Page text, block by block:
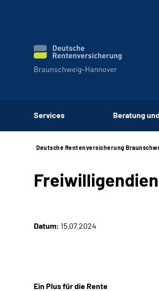
Services Beratung
Deutsche Rentenversicherung
Datum: 15.07.2024
Ein Plus für die Rente